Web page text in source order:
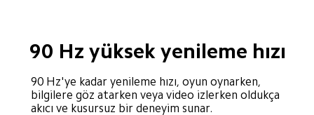
90 Hz yüksek yenileme hızı
90 Hz'ye kadar yenileme hızı, oyun oynarken,
bilgilere göz atarken veya video izlerken oldukça
akıcı ve kusursuz bir deneyim sunar.